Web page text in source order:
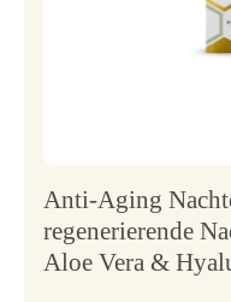
Anti-Aging
regenerierende
Aloe Vera &